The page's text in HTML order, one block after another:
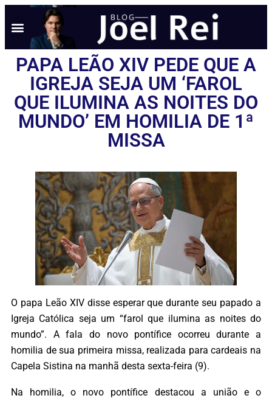
PAPA LEÃO XIV PEDE QUE A
IGREJA SEJA UM ‘FAROL
QUE ILUMINA AS NOITES DO
MUNDO’ EM HOMILIA DE 1ª
MISSA
O papa Leão XIV disse esperar que durante seu papado a
Igreja Católica seja um “farol que ilumina as noites do
mundo”. A fala do novo pontífice ocorreu durante a
homilia de sua primeira missa, realizada para cardeais na
Capela Sistina na manhã desta sexta-feira (9).
Na homilia, o novo pontífice destacou a união e o